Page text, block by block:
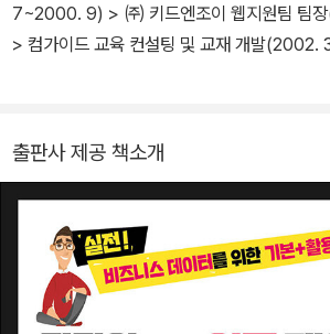
7~2000. 9) > ㈜ 키드엔조이 웹지원팀 팀
> 컴가이드 교육 컨설팅 및 교재 개발
청, 동작구청, 안양시청, 용인특례시청, 서울특
원부 외 다수 > 정부투자기관 한국통신, 한국
국자원재생공사, 에너지관리공단, 지역난방공
의회, 삼성SDI, 현대해상, 현대건설, LG전자,
콤, 포항제철, 대웅제약, 롯데월드, 한진해운, KTF 외
출판사 제공 책소개